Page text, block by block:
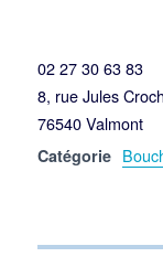
02 27 30 63 83
8, rue Jules
76540 Valmont
Catégorie